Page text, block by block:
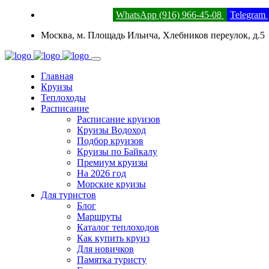
WhatsApp (916) 966-45-08 Telegram
Москва, м. Площадь Ильича, Хлебников переулок, д.5
Главная
Круизы
Теплоходы
Расписание
Расписание круизов
Круизы Водоход
Подбор круизов
Круизы по Байкалу
Премиум круизы
На 2026 год
Морские круизы
Для туристов
Блог
Маршруты
Каталог теплоходов
Как купить круиз
Для новичков
Памятка туристу